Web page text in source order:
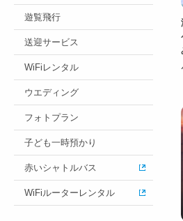
遊覧飛行
送迎サービス
WiFiレンタル
ウエディング
フォトプラン
子ども一時預かり
赤いシャトルバス
WiFiルーターレンタル